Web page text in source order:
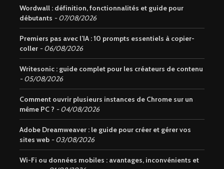
Wordwall : définition, fonctionnalités et guide pour
débutants
07/08/2026
Premiers pas avec l’IA : 10 prompts essentiels à copier-
coller
06/08/2026
Writesonic : guide complet pour les créateurs de contenu
05/08/2026
Comment ouvrir plusieurs instances de Chrome sur un
même PC ?
04/08/2026
Adobe Dreamweaver : le guide pour créer et gérer vos
sites web
03/08/2026
Wi-Fi ou données mobiles : avantages, inconvénients et